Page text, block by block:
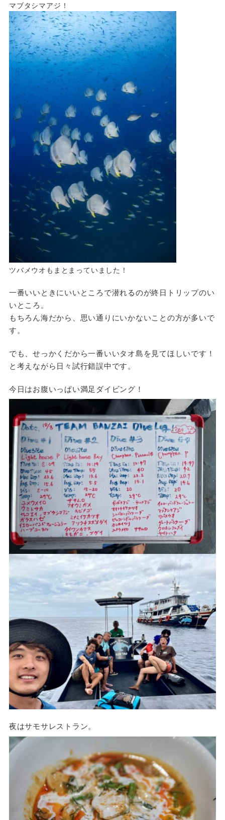
マブタシマアジ！
ツバメウオもまとまっていました！
一番いいときにいいところで潜れるのが終日トリップのい
いところ。
もちろん海だから、思い通りにいかないことの方が多いで
す。
でも、せっかくだから一番いいタオ島を見てほしいです！
と考えながら日々試行錯誤中です。
今日はお腹いっぱい満足ダイビング！
夜はサモサレストラン。